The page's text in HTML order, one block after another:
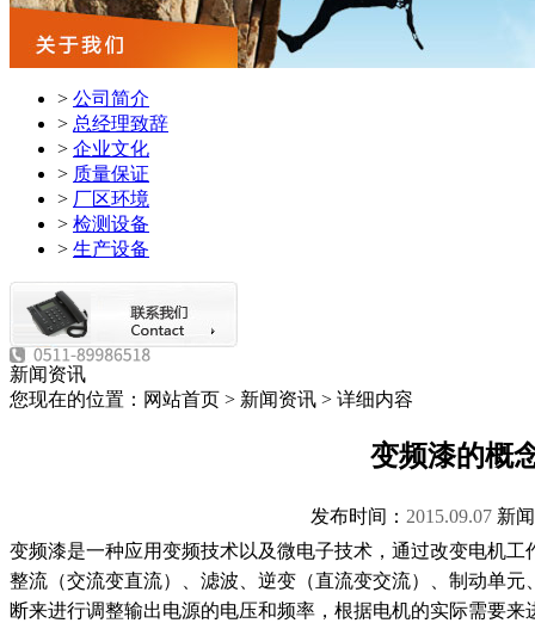
> 公司简介
> 总经理致辞
> 企业文化
> 质量保证
> 厂区环境
> 检测设备
> 生产设备
新闻资讯
您现在的位置：网站首页 > 新闻资讯 > 详细内容
变频漆的概
发布时间： 2015.09.07新
变频漆是一种应用变频技术以及微电子技术，通过改变电机
整流（交流变直流）、滤波、逆变（直流变交流）、制动单
断来进行调整输出电源的电压和频率，根据电机的实际需要